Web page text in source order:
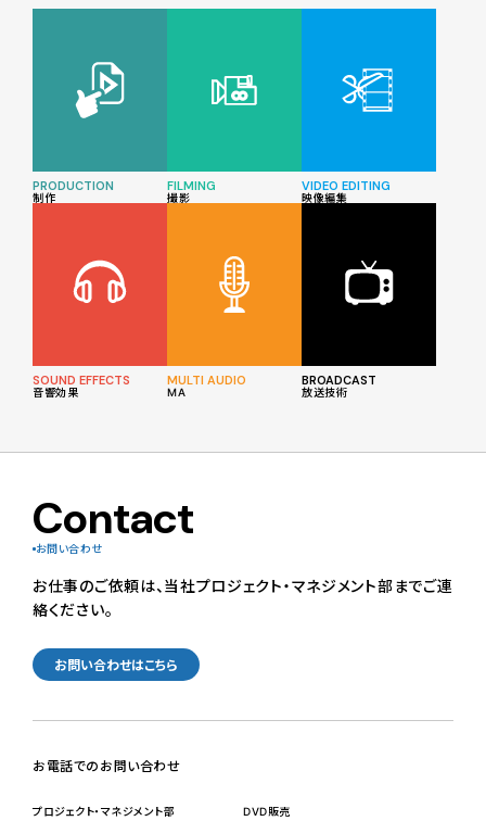
PRODUCTION
制作
FILMING
撮影
VIDEO EDITING
映像編集
SOUND EFFECTS
音響効果
MULTI AUDIO
MA
BROADCAST
放送技術
Contact
お問い合わせ
お仕事のご依頼は、当社プロジェクト・マネジメント部までご連
絡ください。
お問い合わせはこちら
お電話でのお問い合わせ
プロジェクト・マネジメント部 DVD販売